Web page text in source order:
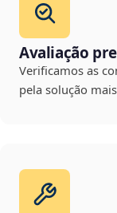
Avaliação
Verificamos as
pela solução